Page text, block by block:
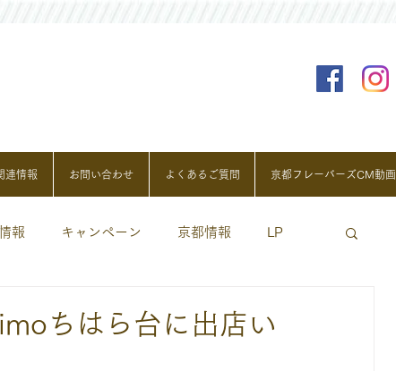
連情報 お問い合わせ よくあるご質問 京都フレーバーズCM動画
報 キャンペーン 京都情報 LP
ちはら台に出店い